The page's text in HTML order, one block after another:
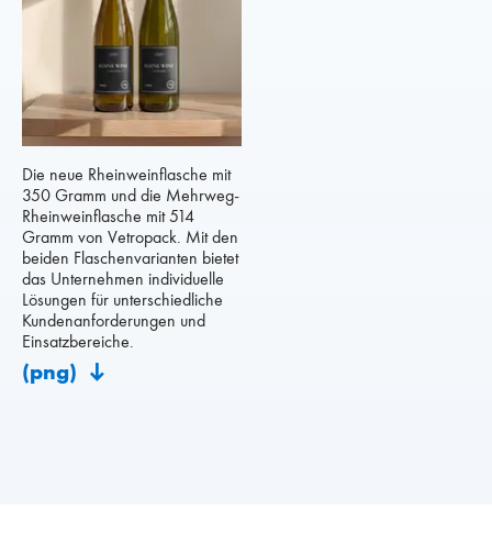
Die neue Rheinweinflasche mit
350 Gramm und die Mehrweg-
Rheinweinflasche mit 514
Gramm von Vetropack. Mit den
beiden Flaschenvarianten bietet
das Unternehmen individuelle
Lösungen für unterschiedliche
Kundenanforderungen und
Einsatzbereiche.
(png)